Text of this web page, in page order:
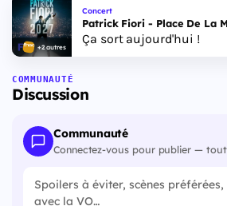
+2 autres
Concert
Patrick Fiori - Place De La
Ça sort aujourd'hui !
COMMUNAUTÉ
Discussion
Communauté
Connectez-vous pour publier —